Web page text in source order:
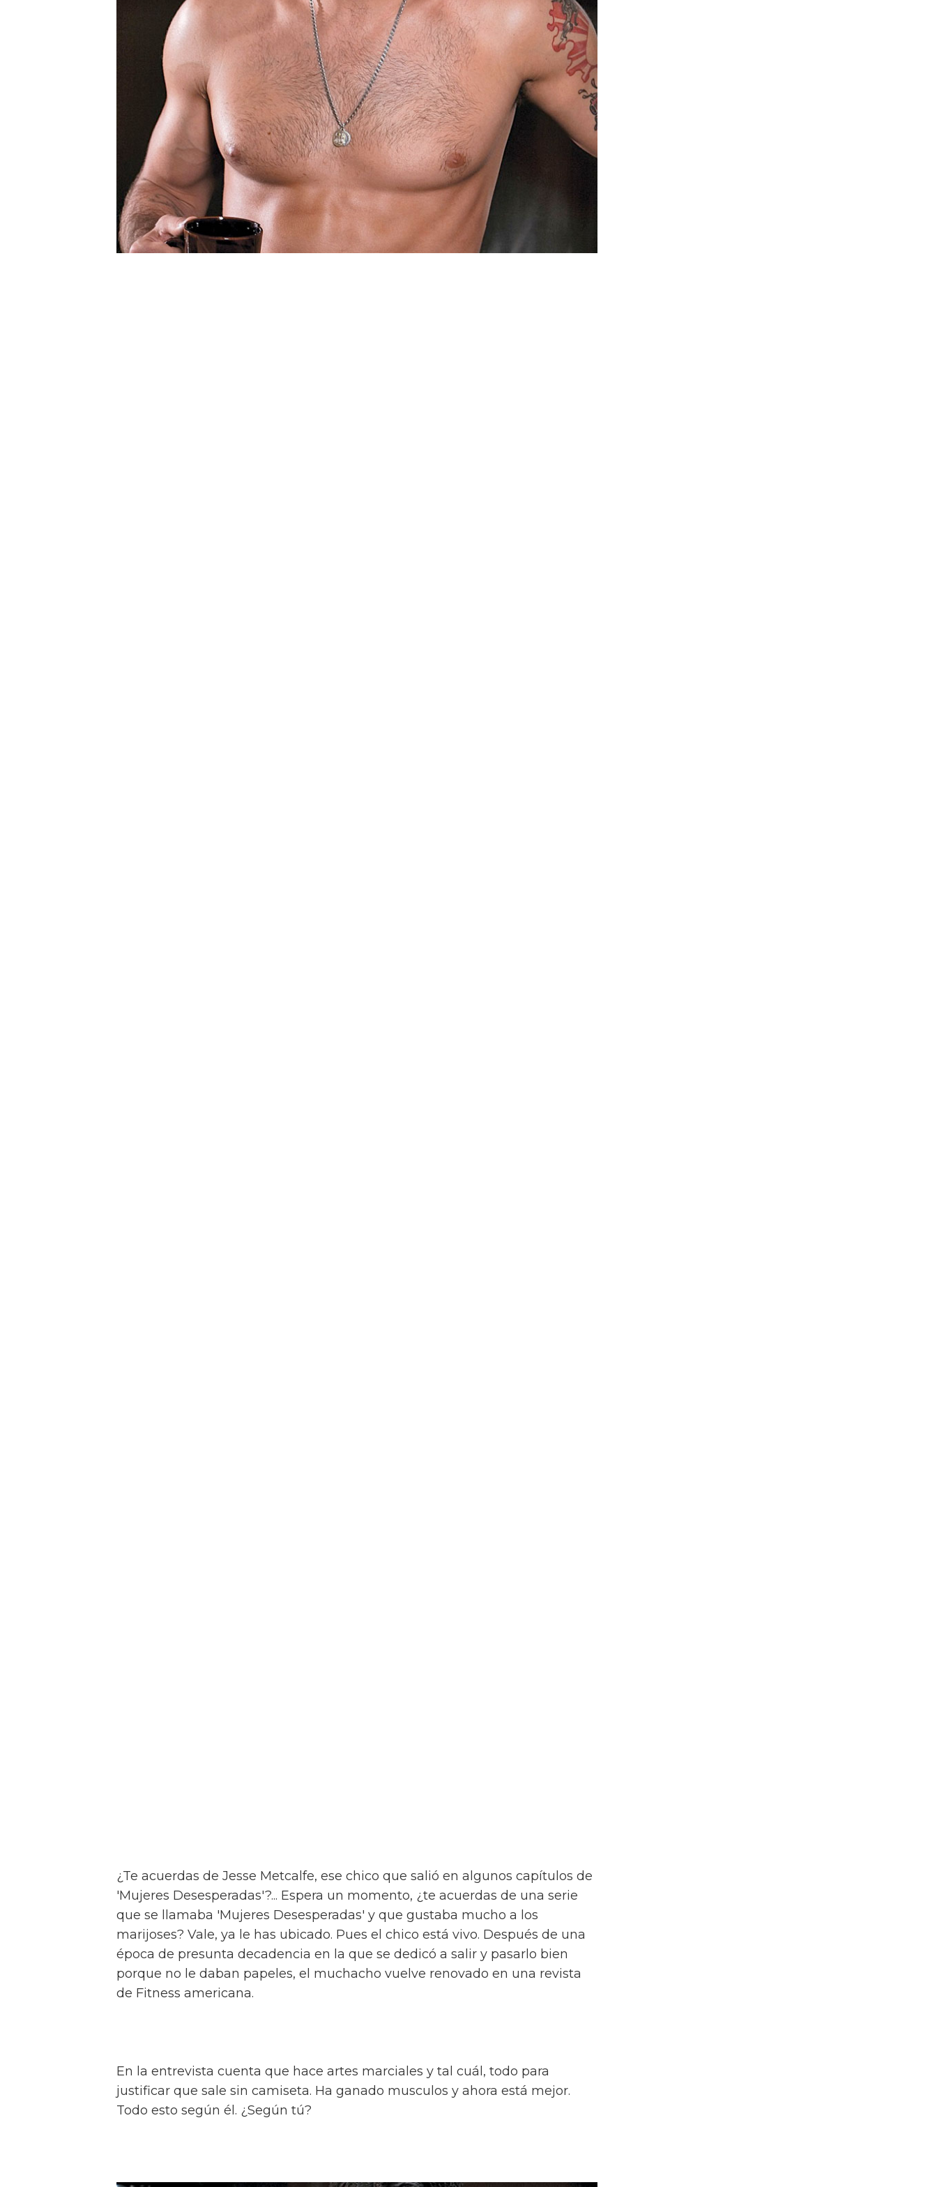
¿Te acuerdas de Jesse Metcalfe, ese chico que salió en algunos capítulos de
'Mujeres Desesperadas'?... Espera un momento, ¿te acuerdas de una serie
que se llamaba 'Mujeres Desesperadas' y que gustaba mucho a los
marijoses? Vale, ya le has ubicado. Pues el chico está vivo. Después de una
época de presunta decadencia en la que se dedicó a salir y pasarlo bien
porque no le daban papeles, el muchacho vuelve renovado en una revista
de Fitness americana.
En la entrevista cuenta que hace artes marciales y tal cuál, todo para
justificar que sale sin camiseta. Ha ganado musculos y ahora está mejor.
Todo esto según él. ¿Según tú?